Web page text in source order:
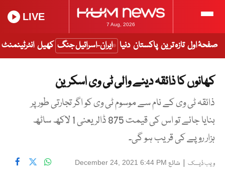
7 Aug, 2026
LIVE
صفحۂ اول تازہ ترین پاکستان دنیا ایران-اسرائیل جنگ کھیل انٹرٹینمنٹ
کھانوں کا ذائقہ دینے والی ٹی وی اسکرین
ذائقہ ٹی وی کے نام سے موسوم ٹی وی کو اگر تجارتی طور پر
بنایا جائے تو اس کی قیمت 875 ڈالر یعنی 1 لاکھ ساٹھ
ہزار روپے کی قریب ہو گی۔
ویب ڈیسک | شائع December 24, 2021 6:44 PM